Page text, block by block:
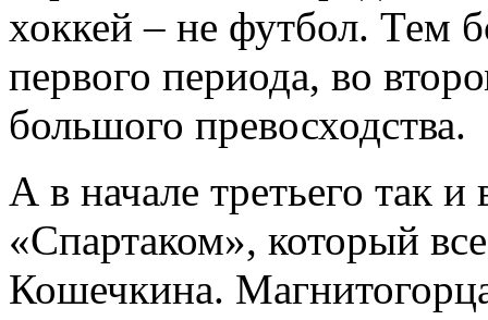
хоккей – не футбол. Тем
первого периода, во
большого превосходства.
А в начале третьего так
«Спартаком», который
Кошечкина.